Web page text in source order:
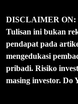
DISCLAIMER ON:
Tulisan ini bukan
pendapat pada
mengedukasi
pribadi. Risiko
masing investor. Do